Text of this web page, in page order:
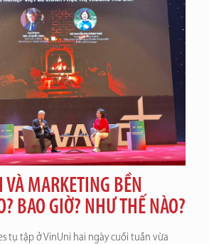
MARKETING BỀN
BAO GIỜ? NHƯ THẾ NÀO?
tụ tập ở VinUni hai ngày cuối tuần vừa